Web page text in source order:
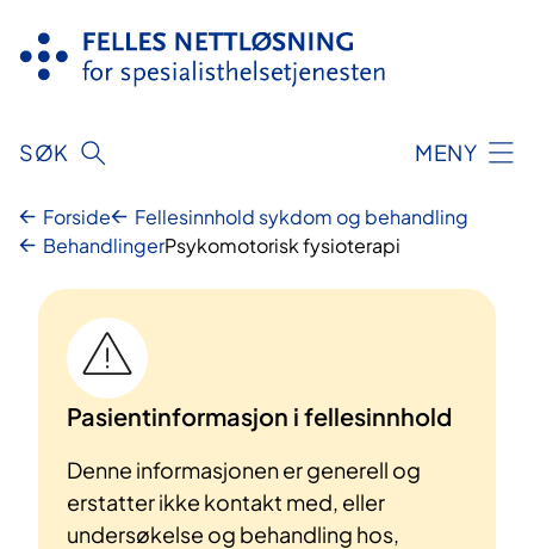
innhold
SØK MENY
Forside
Fellesinnhold sykdom og behandling
BehandlingerPsykomotorisk fysioterapi
Pasientinformasjon i fellesinnhold
Denne informasjonen er generell og
erstatter ikke kontakt med, eller
undersøkelse og behandling hos,